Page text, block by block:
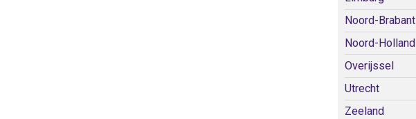
Noord-Brabant
Noord-Holland
Overijssel
Utrecht
Zeeland